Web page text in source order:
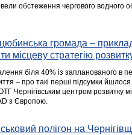
обстеження чергового водного
громада –
місцеву стратегію
біля 40% із запланованого в
– про такі перші підсумки йшлося
Чернігівським центром розвитку
з Європою.
полігон на